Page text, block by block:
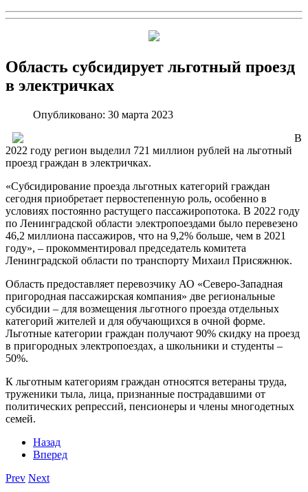
Область субсидирует льготный проезд
в электричках
Опубликовано: 30 марта 2023
В
2022 году регион выделил 721 миллион рублей на льготный
проезд граждан в электричках.
«Субсидирование проезда льготных категорий граждан
сегодня приобретает первостепенную роль, особенно в
условиях постоянно растущего пассажиропотока. В 2022 году
по Ленинградской области электропоездами было перевезено
46,2 миллиона пассажиров, что на 9,2% больше, чем в 2021
году», – прокомментировал председатель комитета
Ленинградской области по транспорту Михаил Присяжнюк.
Область предоставляет перевозчику АО «Северо-Западная
пригородная пассажирская компания» две региональные
субсидии – для возмещения льготного проезда отдельных
категорий жителей и для обучающихся в очной форме.
Льготные категории граждан получают 90% скидку на проезд
в пригородных электропоездах, а школьники и студенты –
50%.
К льготным категориям граждан относятся ветераны труда,
труженики тыла, лица, признанные пострадавшими от
политических репрессий, пенсионеры и члены многодетных
семей.
Назад
Вперед
Prev Next